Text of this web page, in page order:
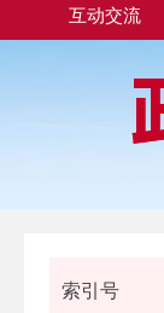
互动交流
索引号